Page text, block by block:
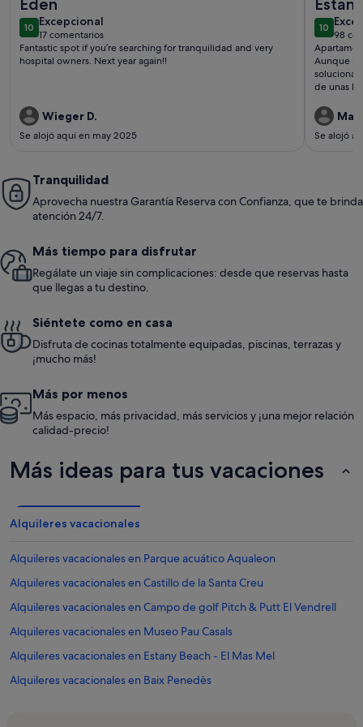
Eden
1010 de 10
Excepcional
excepcional
17 comentarios
(17 comentarios)
Fantastic spot if you’re searching for tranquilidad and very
hospital owners. Next year again!!
Wieger D.
Se alojó aquí en may 2025
1010 de 10
98
(98
Aunque
de unas
Se alojó
Tranquilidad
Aprovecha nuestra Garantía Reserva con Confianza, que te brinda
atención 24/7.
Más tiempo para disfrutar
Regálate un viaje sin complicaciones: desde que reservas hasta
que llegas a tu destino.
Siéntete como en casa
Disfruta de cocinas totalmente equipadas, piscinas, terrazas y
¡mucho más!
Más por menos
Más espacio, más privacidad, más servicios y ¡una mejor relación
calidad-precio!
Más ideas para tus vacaciones
Alquileres vacacionales
Alquileres vacacionales en Parque acuático Aqualeon
Alquileres vacacionales en Castillo de la Santa Creu
Alquileres vacacionales en Campo de golf Pitch & Putt El Vendrell
Alquileres vacacionales en Museo Pau Casals
Alquileres vacacionales en Estany Beach - El Mas Mel
Alquileres vacacionales en Baix Penedès